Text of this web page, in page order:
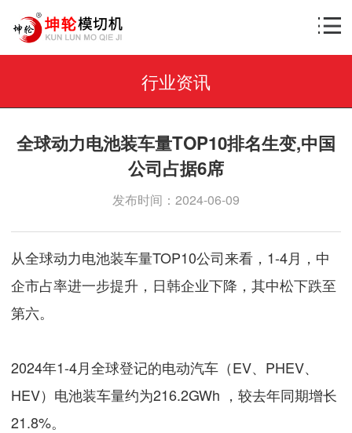
行业资讯
全球动力电池装车量TOP10排名生变,中国
公司占据6席
发布时间：2024-06-09
从全球动力电池装车量TOP10公司来看，1-4月，中
企市占率进一步提升，日韩企业下降，其中松下跌至
第六。
2024年1-4月全球登记的电动汽车（EV、PHEV、
HEV）电池装车量约为216.2GWh ，较去年同期增长
21.8%。